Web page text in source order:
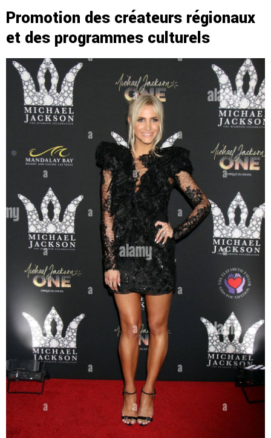
Promotion des créateurs régionaux
et des programmes culturels